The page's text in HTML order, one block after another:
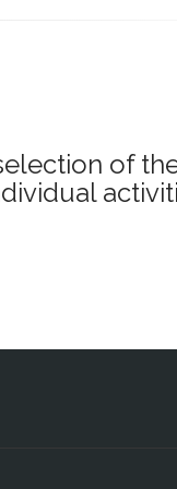
la Residenz
a los Strauss.
piezas del ballet
of